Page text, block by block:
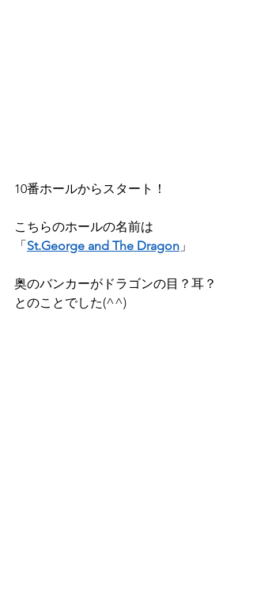
10番ホールからスタート！
こちらのホールの名前は
「 St.George and The Dragon 」
奥のバンカーがドラゴンの目？耳？
とのことでした(^^)